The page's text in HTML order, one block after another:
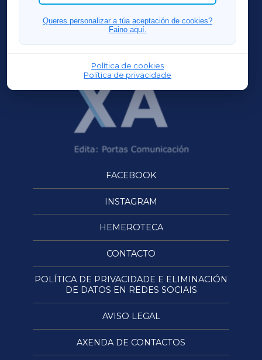
Queres personalizar a túa aceptación de cookies?
Faino aquí.
Política de cookies
Política de privacidade
FERROLXA
OURENSEXA
FACEBOOK
INSTAGRAM
HEMEROTECA
CONTACTO
POLÍTICA DE PRIVACIDADE E ELIMINACIÓN
DE DATOS EN REDES SOCIAIS
AVISO LEGAL
AXENDA DE CONTACTOS